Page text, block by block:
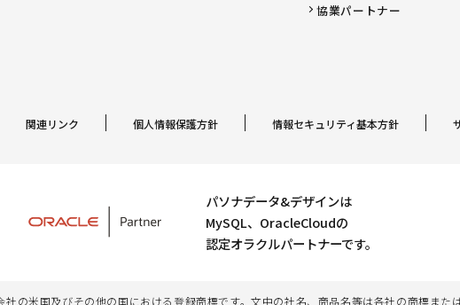
協業パートナー
関連リンク 個人情報保護方針 情報セキュリティ基本方針
パソナデータ&デザインは
MySQL、OracleCloudの
認定オラクルパートナーです。
米国及びその他の国における登録商標です。文中の社名、商品名等は各社の商標また